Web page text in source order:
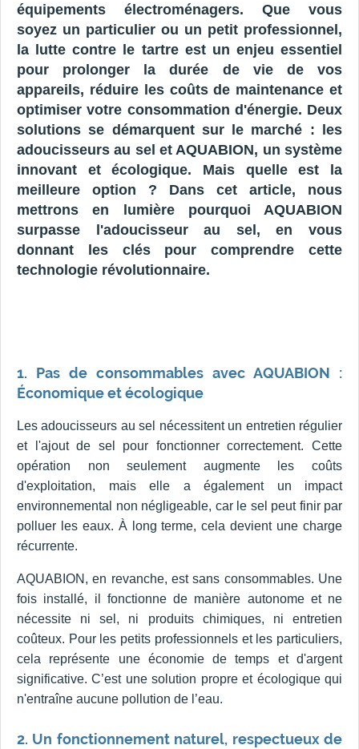
équipements électroménagers. Que vous
soyez un particulier ou un petit professionnel,
la lutte contre le tartre est un enjeu essentiel
pour prolonger la durée de vie de vos
appareils, réduire les coûts de maintenance et
optimiser votre consommation d'énergie. Deux
solutions se démarquent sur le marché : les
adoucisseurs au sel et AQUABION, un système
innovant et écologique. Mais quelle est la
meilleure option ? Dans cet article, nous
mettrons en lumière pourquoi AQUABION
surpasse l'adoucisseur au sel, en vous
donnant les clés pour comprendre cette
technologie révolutionnaire.
1. Pas de consommables avec AQUABION :
Économique et écologique
Les adoucisseurs au sel nécessitent un entretien régulier
et l'ajout de sel pour fonctionner correctement. Cette
opération non seulement augmente les coûts
d'exploitation, mais elle a également un impact
environnemental non négligeable, car le sel peut finir par
polluer les eaux. À long terme, cela devient une charge
récurrente.
AQUABION, en revanche, est sans consommables. Une
fois installé, il fonctionne de manière autonome et ne
nécessite ni sel, ni produits chimiques, ni entretien
coûteux. Pour les petits professionnels et les particuliers,
cela représente une économie de temps et d'argent
significative. C’est une solution propre et écologique qui
n'entraîne aucune pollution de l’eau.
2. Un fonctionnement naturel, respectueux de